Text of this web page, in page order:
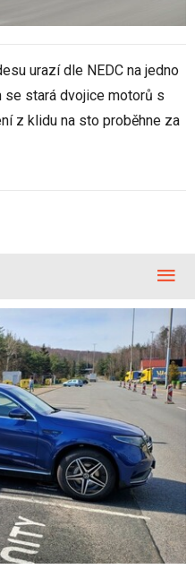
urazí dle NEDC na jedno
se stará dvojice motorů s
z klidu na sto proběhne za